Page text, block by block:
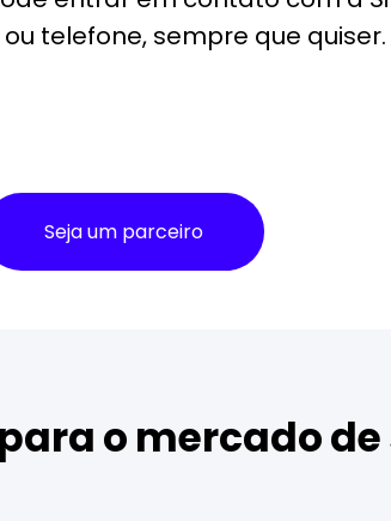
telefone, sempre que quiser.
Seja um parceiro
o mercado